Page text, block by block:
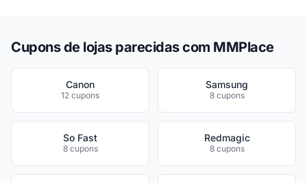
Cupons de lojas parecidas com MMPlace
Canon
12 cupons
Samsung
8 cupons
So Fast
8 cupons
Redmagic
8 cupons